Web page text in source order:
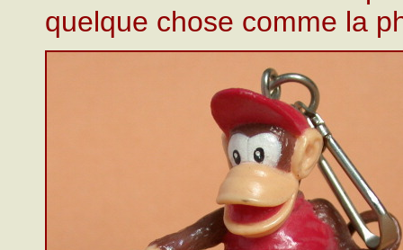
quelque chose comme la